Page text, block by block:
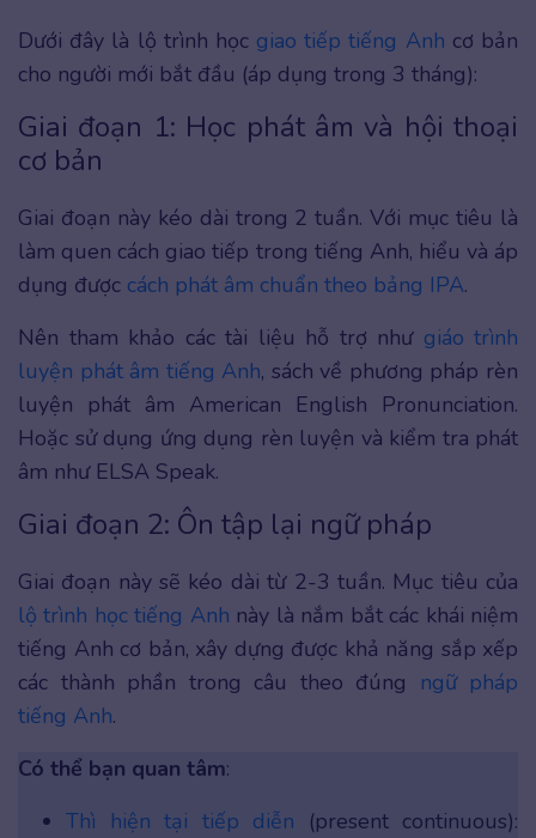
Dưới đây là lộ trình học giao tiếp tiếng Anh cơ bản
cho người mới bắt đầu (áp dụng trong 3 tháng):
Giai đoạn 1: Học phát âm và hội thoại
cơ bản
Giai đoạn này kéo dài trong 2 tuần. Với mục tiêu là
làm quen cách giao tiếp trong tiếng Anh, hiểu và áp
dụng được cách phát âm chuẩn theo bảng IPA.
Nên tham khảo các tài liệu hỗ trợ như giáo trình
luyện phát âm tiếng Anh, sách về phương pháp rèn
luyện phát âm American English Pronunciation.
Hoặc sử dụng ứng dụng rèn luyện và kiểm tra phát
âm như ELSA Speak.
Giai đoạn 2: Ôn tập lại ngữ pháp
Giai đoạn này sẽ kéo dài từ 2-3 tuần. Mục tiêu của
lộ trình học tiếng Anh này là nắm bắt các khái niệm
tiếng Anh cơ bản, xây dựng được khả năng sắp xếp
các thành phần trong câu theo đúng
ngữ pháp
tiếng Anh.
Có thể bạn quan tâm:
Thì hiện tại tiếp diễn (present continuous):